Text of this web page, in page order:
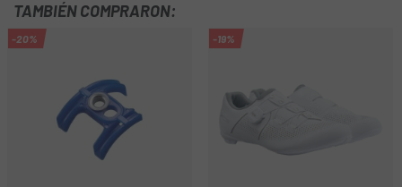
TAMBIÉN COMPRARON:
-20% -19%